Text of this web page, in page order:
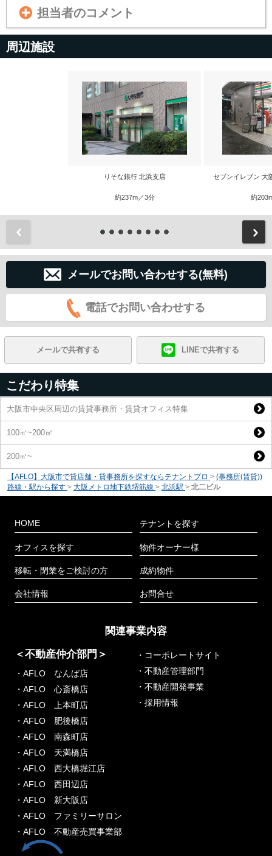
担当者のコメント
周辺施設
りそな銀行 北浜支店
約237m／3分
セブンイレブン 大
約
メールでお問い合わせする(無料)
電話でお問い合わせする
メールで共有する LINEで共有する
こだわり特集
大阪市中央区周辺の賃貸事務所・賃貸オフィス特集
100㎡~200㎡
200㎡~
【AFLO】大阪市で貸店舗・貸事務所を探すならテナントプロ > (事務所(賃貸))
路線・駅から探す > 大阪メトロ地下鉄堺筋線 > 北浜駅 > 北二ビル
HOME
オフィスを探す
移転・閉業をご検討の方
会社情報
テナントを探す
物件オーナー様
成約物件
お問合せ
関連事業内容
＜不動産仲介部門＞
・AFLO なんば店
・AFLO 心斎橋店
・AFLO 上本町店
・AFLO 肥後橋店
・AFLO 南森町店
・AFLO 天満橋店
・AFLO 西大橋堀江店
・AFLO 西田辺店
・AFLO 新大阪店
・AFLO ファミリーサロン
・AFLO 不動産売買事業部
・コーポレートサイト
・不動産管理部門
・不動産開発事業
・採用情報